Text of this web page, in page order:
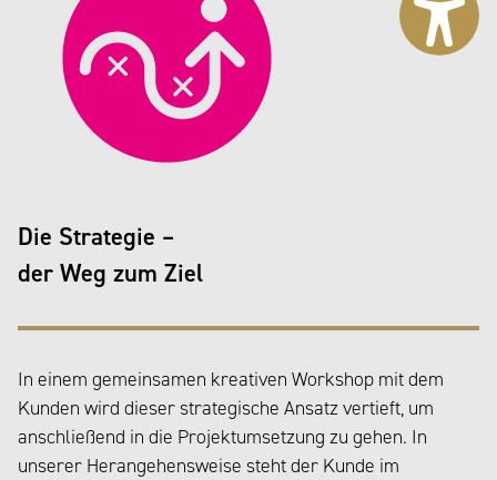
Die Strategie –
der Weg zum Ziel
In einem gemeinsamen kreativen Workshop mit dem
Kunden wird dieser strategische Ansatz vertieft, um
anschließend in die Projektumsetzung zu gehen. In
unserer Herangehensweise steht der Kunde im